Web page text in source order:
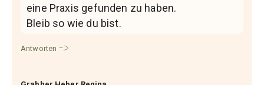
eine Praxis gefunden zu haben.
Bleib so wie du bist.
Antworten